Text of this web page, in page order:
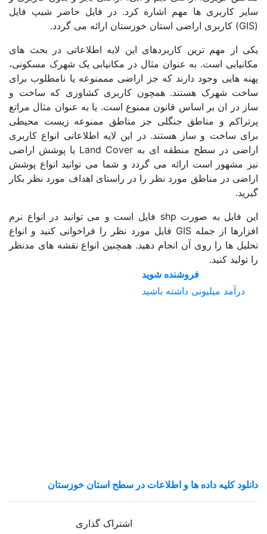
لرستان
مرکزی
هرمزگان
همدان
یزد
متا بلاگ
تماس با ما
فروشنده شوید
درآمد میلیونی داشته باشید
سایر کاربری ها مهم اشاره کرد. در فایل حاضر شیپ فایل
(GIS) کاربری اراضی استان خوزستان ارائه می گردد.
یکی از مهم ترین کاربردهای این لایه اطلاعاتی در بحث های
مکانیابی است. به عنوان مثال در مکانیابی یک شهرک مسکونی،
پهنه هایی وجود دارند که جز اراضی مممنوعه یا نامطلوب برای
ساخت شهرک هستند. همچون کاربری کشاوزی که ساخت و
ساز در ان بر اساس قانون ممنوع است. یا به عنوان مثال مراتع
پرتراکم و مناطق جنگلی جز مناطق ممنوعه زیست محیطی
برای ساخت و ساز هستند. در این لایه اطلاعاتی انواع کاربری
اراضی در سطح منطقه ای به Land Cover یا پوشش اراضی
نیز مشهور است ارائه می گردد و شما می توانید انواع پوشش
اراضی در مناطق مورد نظر را در راستای اهداف مورد نظر بکار
گیرید.
این فایل به صورت shp فایل است و می توانید در انواع نرم
افزارها از جمله GIS فایل مورد نظر را فراخوانی کنید و انواع
تحلیل ها را روی آن انجام دهید. همچنین انواع نقشه های مدنظر
را تولید کنید.
دانلود کلیه داده ها و اطلاعات در سطح استان خوزستان
اشتراک گذاری